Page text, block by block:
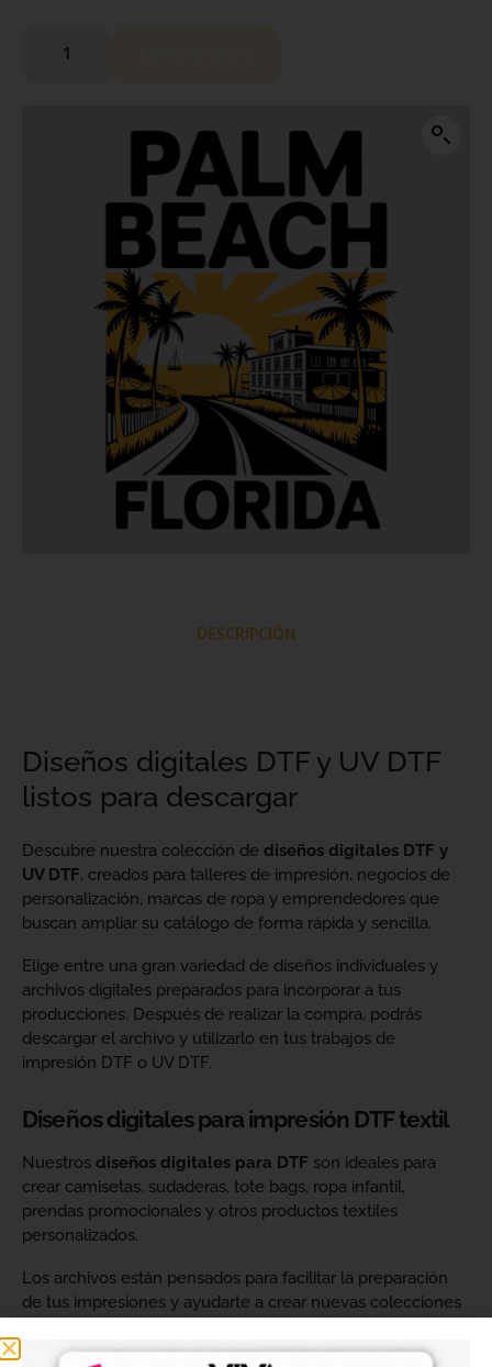
DESCRIPCIÓN
Diseños digitales DTF y UV DTF
listos para descargar
Descubre nuestra colección de diseños digitales DTF y
UV DTF, creados para talleres de impresión, negocios de
personalización, marcas de ropa y emprendedores que
buscan ampliar su catálogo de forma rápida y sencilla.
Elige entre una gran variedad de diseños individuales y
archivos digitales preparados para incorporar a tus
producciones. Después de realizar la compra, podrás
descargar el archivo y utilizarlo en tus trabajos de
impresión DTF o UV DTF.
Diseños digitales para impresión DTF textil
Nuestros diseños digitales para DTF son ideales para
crear camisetas, sudaderas, tote bags, ropa infantil,
prendas promocionales y otros productos textiles
personalizados.
Los archivos están pensados para facilitar la preparación
de tus impresiones y ayudarte a crear nuevas colecciones
tendrás que adaptar el tamaño a tus necesidades, preparar